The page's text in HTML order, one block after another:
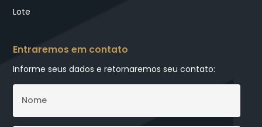
Lote
Entraremos em contato
Informe seus dados e retornaremos seu contato: